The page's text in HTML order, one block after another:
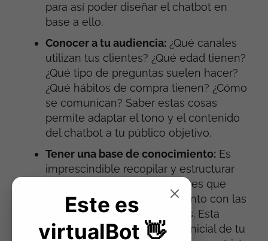
para así poder diseñar el chatbot en
base a ello.
Conocer a tu audiencia: ¿Qué canales
utilizan tus clientes? ¿Qué edad tienen?
¿Qué tipo de preguntas suelen hacer?
¿Qué hábitos de compra tienen? ¿Cómo
se comunican? Saber estas cosas
permite adaptar el tono y el contenido
del chatbot a tu público objetivo.
Tener una base de conocimiento: Es
imprescindible recopilar y estructurar
todas las preguntas frecuentes que
realiza tu público objetivo, junto con las
respuestas correspondientes. Esta
información será el cerebro inicial de tu
Este es
virtualBot 👋